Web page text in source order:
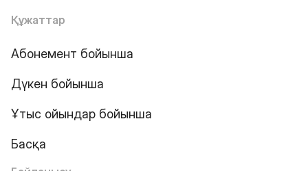
Құжаттар
Абонемент бойынша
Дүкен бойынша
Ұтыс ойындар бойынша
Басқа